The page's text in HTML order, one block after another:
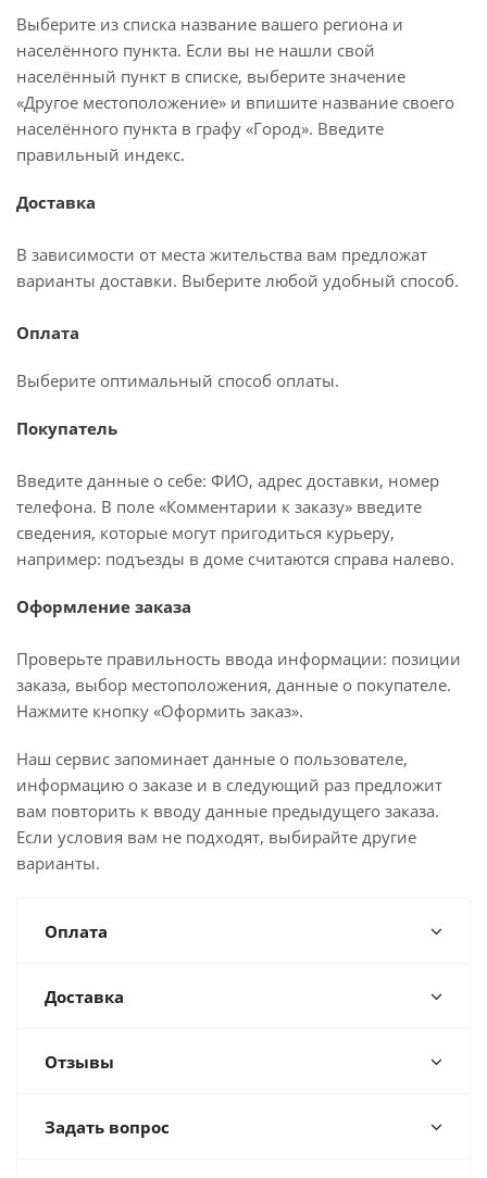
Выберите из списка название вашего региона и
населённого пункта. Если вы не нашли свой
населённый пункт в списке, выберите значение
«Другое местоположение» и впишите название своего
населённого пункта в графу «Город». Введите
правильный индекс.
Доставка
В зависимости от места жительства вам предложат
варианты доставки. Выберите любой удобный способ.
Оплата
Выберите оптимальный способ оплаты.
Покупатель
Введите данные о себе: ФИО, адрес доставки, номер
телефона. В поле «Комментарии к заказу» введите
сведения, которые могут пригодиться курьеру,
например: подъезды в доме считаются справа налево.
Оформление заказа
Проверьте правильность ввода информации: позиции
заказа, выбор местоположения, данные о покупателе.
Нажмите кнопку «Оформить заказ».
Наш сервис запоминает данные о пользователе,
информацию о заказе и в следующий раз предложит
вам повторить к вводу данные предыдущего заказа.
Если условия вам не подходят, выбирайте другие
варианты.
Оплата
Доставка
Отзывы
Задать вопрос